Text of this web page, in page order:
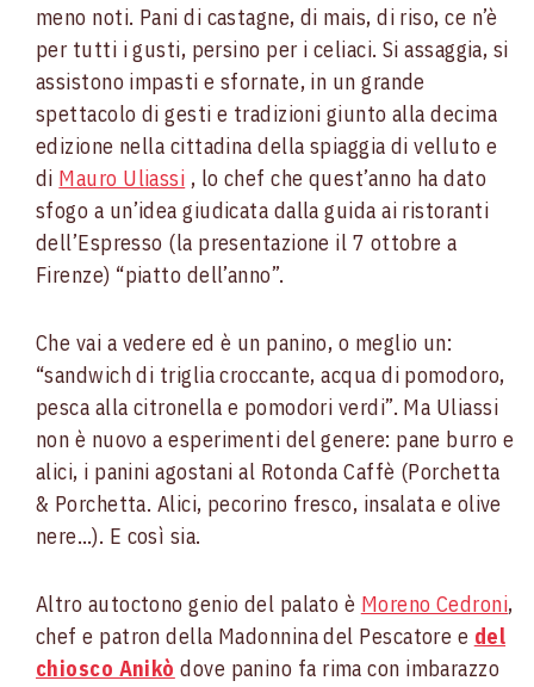
meno noti. Pani di castagne, di mais, di riso, ce n’è
per tutti i gusti, persino per i celiaci. Si assaggia, si
assistono impasti e sfornate, in un grande
spettacolo di gesti e tradizioni giunto alla decima
edizione nella cittadina della spiaggia di velluto e
di Mauro Uliassi , lo chef che quest’anno ha dato
sfogo a un’idea giudicata dalla guida ai ristoranti
dell’Espresso (la presentazione il 7 ottobre a
Firenze) “piatto dell’anno”.
Che vai a vedere ed è un panino, o meglio un:
“sandwich di triglia croccante, acqua di pomodoro,
pesca alla citronella e pomodori verdi”. Ma Uliassi
non è nuovo a esperimenti del genere: pane burro e
alici, i panini agostani al Rotonda Caffè (Porchetta
& Porchetta. Alici, pecorino fresco, insalata e olive
nere…). E così sia.
Altro autoctono genio del palato è Moreno Cedroni,
chef e patron della Madonnina del Pescatore e del
chiosco Anikò dove panino fa rima con imbarazzo